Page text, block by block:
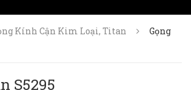
Kính Cận Kim Loại, Titan
Gọng
S5295